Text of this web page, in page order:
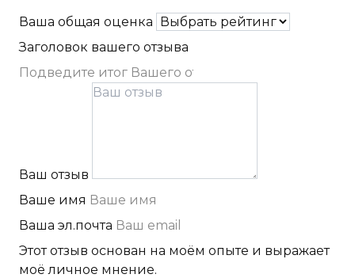
Ваша общая оценка
Заголовок вашего отзыва
Ваш отзыв
Ваше имя
Ваша эл.почта
Этот отзыв основан на моём опыте и выражает
моё личное мнение.